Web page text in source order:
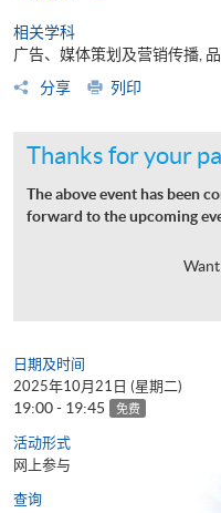
相关学科
广告、媒体策划及营销传播,
分享
列印
Thanks for your
The above event has been
forward to the upcoming
日期及时间
2025年10月21日 (星期二)
19:00 - 19:45 免费
活动形式
网上参与
查询